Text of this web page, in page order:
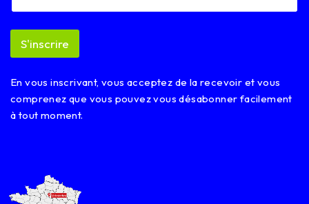
l
m
i
E
m
a
S'inscrire
En vous inscrivant, vous acceptez de la recevoir et vous
comprenez que vous pouvez vous désabonner facilement
à tout moment.